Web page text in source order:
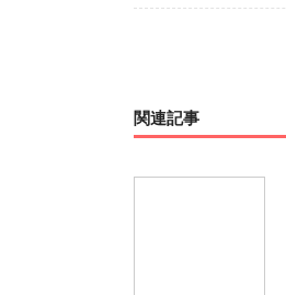
関連記事